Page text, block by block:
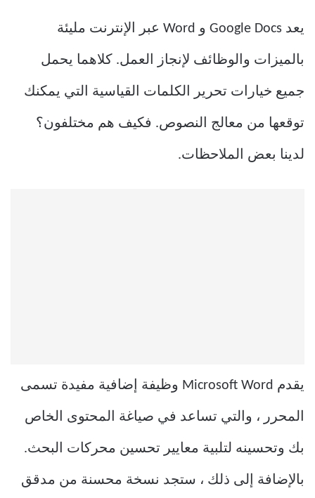
يعد Google Docs و Word عبر الإنترنت مليئة
بالميزات والوظائف لإنجاز العمل. كلاهما يحمل
جميع خيارات تحرير الكلمات القياسية التي يمكنك
توقعها من معالج النصوص. فكيف هم مختلفون؟
لدينا بعض الملاحظات.
يقدم Microsoft Word وظيفة إضافية مفيدة تسمى
المحرر ، والتي تساعد في صياغة المحتوى الخاص
بك وتحسينه لتلبية معايير تحسين محركات البحث.
بالإضافة إلى ذلك ، ستجد نسخة محسنة من مدقق